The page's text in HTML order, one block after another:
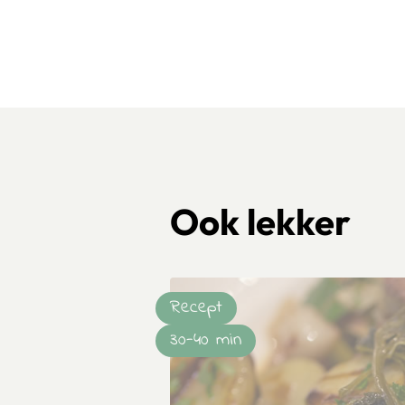
Ook lekker
Recept
30-40 min